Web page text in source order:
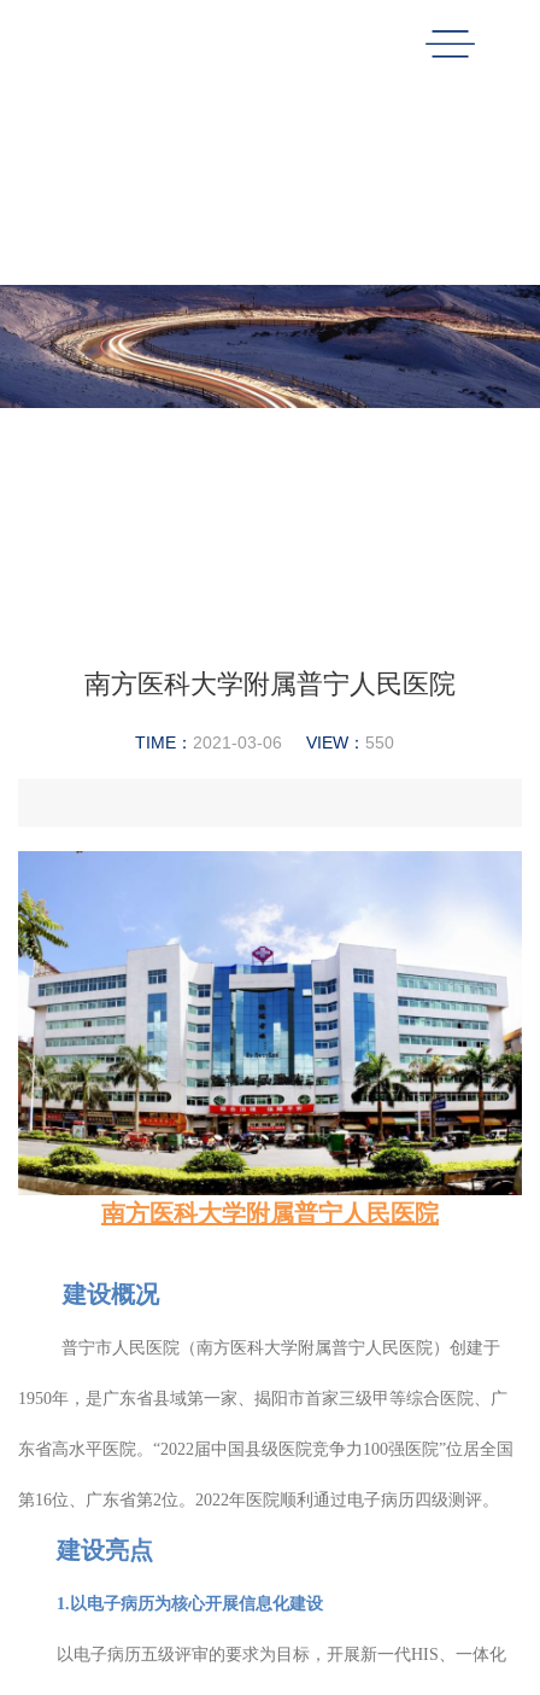
南方医科大学附属普宁人民医院
TIME： 2021-03-06 VIEW： 550
南方医科大学附属普宁人民医院
建设概况
普宁市人民医院（南方医科大学附属普宁人民医院）创建于
1950年，是广东省县域第一家、揭阳市首家三级甲等综合医院、广
东省高水平医院。“2022届中国县级医院竞争力100强医院”位居全国
第16位、广东省第2位。2022年医院顺利通过电子病历四级测评。
建设亮点
1.以电子病历为核心开展信息化建设
以电子病历五级评审的要求为目标，开展新一代HIS、一体化